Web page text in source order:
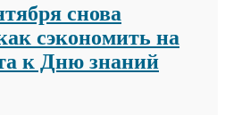
снова
сэкономить на
к Дню знаний